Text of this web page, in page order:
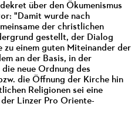
über den Ökumenismus
"Damit wurde nach
der christlichen
gestellt, der Dialog
zu einem guten Miteinander der
an der Basis, in der
neue Ordnung des
die Öffnung der Kirche hin
Religionen sei eine
Linzer Pro Oriente-